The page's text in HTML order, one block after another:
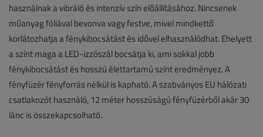
használnak a vibráló és intenzív szín előállításához. Nincsenek
műanyag fóliával bevonva vagy festve, mivel mindkettő
korlátozhatja a fénykibocsátást és idővel elhasználódhat. Ehelyett
a színt maga a LED-izzószál bocsátja ki, ami sokkal jobb
fénykibocsátást és hosszú élettartamú színt eredményez. A
fényfüzér fényforrás nélkül is kapható. A szabványos EU hálózati
csatlakozót használó, 12 méter hosszúságú fényfüzérből akár 30
lánc is összekapcsolható.